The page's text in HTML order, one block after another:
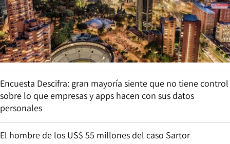
Encuesta Descifra: gran mayoría siente que no tiene control
sobre lo que empresas y apps hacen con sus datos
personales
El hombre de los US$ 55 millones del caso Sartor